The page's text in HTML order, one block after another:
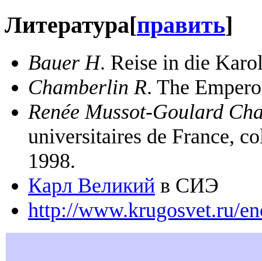
Литература[править]
Bauer H. Reise in die
Chamberlin R. The
Renée Mussot-Goulard
universitaires de France,
1998.
Карл Великий в СИЭ
http://www.krugosvet.ru/